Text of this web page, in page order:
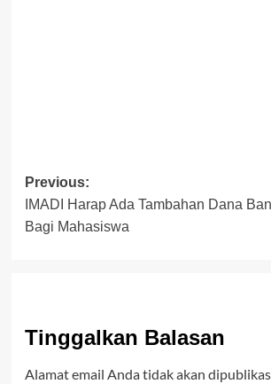
Post
navigation
Previous:
IMADI Harap Ada Tambahan Dana
Bagi Mahasiswa
Tinggalkan Balasan
Alamat email Anda tidak akan